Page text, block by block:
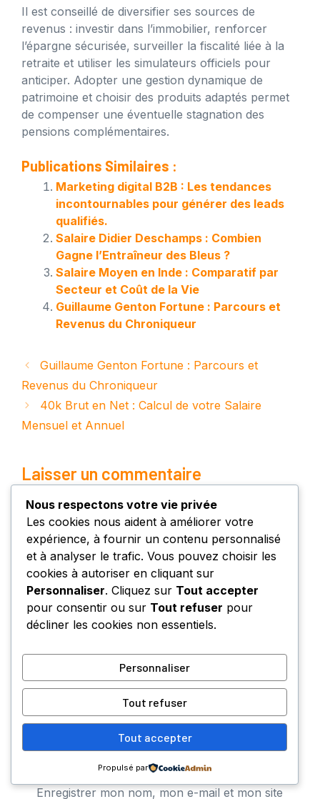
Il est conseillé de diversifier ses sources de
revenus : investir dans l’immobilier, renforcer
l’épargne sécurisée, surveiller la fiscalité liée à la
retraite et utiliser les simulateurs officiels pour
anticiper. Adopter une gestion dynamique de
patrimoine et choisir des produits adaptés permet
de compenser une éventuelle stagnation des
pensions complémentaires.
Publications Similaires :
Marketing digital B2B : Les tendances
incontournables pour générer des leads
qualifiés.
Salaire Didier Deschamps : Combien
Gagne l’Entraîneur des Bleus ?
Salaire Moyen en Inde : Comparatif par
Secteur et Coût de la Vie
Guillaume Genton Fortune : Parcours et
Revenus du Chroniqueur
Guillaume Genton Fortune : Parcours et
Revenus du Chroniqueur
40k Brut en Net : Calcul de votre Salaire
Mensuel et Annuel
Laisser un commentaire
Commentaire
E-
mail
Site
Enregistrer mon nom, mon e-mail et mon site
Nous respectons votre vie privée
Les cookies nous aident à améliorer votre
expérience, à fournir un contenu personnalisé
et à analyser le trafic. Vous pouvez choisir les
cookies à autoriser en cliquant sur
Personnaliser. Cliquez sur Tout accepter
pour consentir ou sur Tout refuser pour
décliner les cookies non essentiels.
Personnaliser
Tout refuser
Tout accepter
Propulsé par